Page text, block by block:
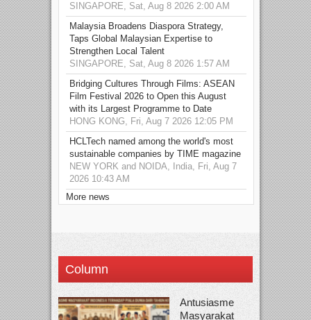
SINGAPORE, Sat, Aug 8 2026 2:00 AM
Malaysia Broadens Diaspora Strategy,
Taps Global Malaysian Expertise to
Strengthen Local Talent
SINGAPORE, Sat, Aug 8 2026 1:57 AM
Bridging Cultures Through Films: ASEAN
Film Festival 2026 to Open this August
with its Largest Programme to Date
HONG KONG, Fri, Aug 7 2026 12:05 PM
HCLTech named among the world's most
sustainable companies by TIME magazine
NEW YORK and NOIDA, India, Fri, Aug 7
2026 10:43 AM
More news
Column
Antusiasme
Masyarakat